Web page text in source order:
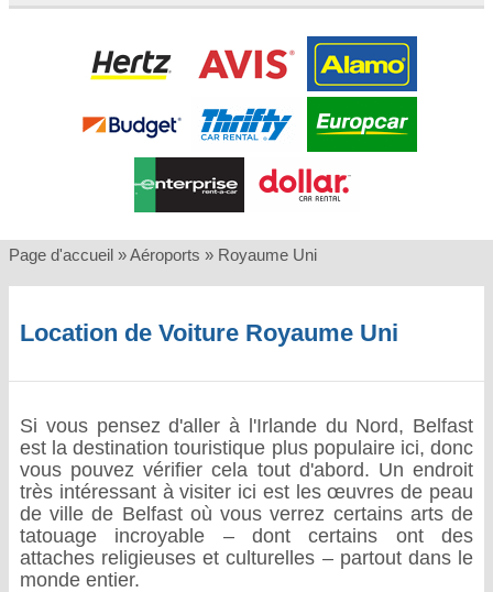
Page d'accueil »Aéroports » Royaume Uni
Location de Voiture Royaume Uni
Si vous pensez d'aller à l'Irlande du Nord, Belfast
est la destination touristique plus populaire ici, donc
vous pouvez vérifier cela tout d'abord. Un endroit
très intéressant à visiter ici est les œuvres de peau
de ville de Belfast où vous verrez certains arts de
tatouage incroyable – dont certains ont des
attaches religieuses et culturelles – partout dans le
monde entier.